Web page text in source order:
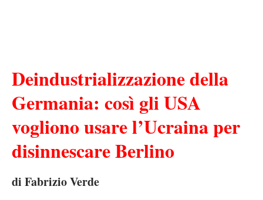
Deindustrializzazione della
Germania: così gli USA
vogliono usare l’Ucraina per
disinnescare Berlino
di Fabrizio Verde